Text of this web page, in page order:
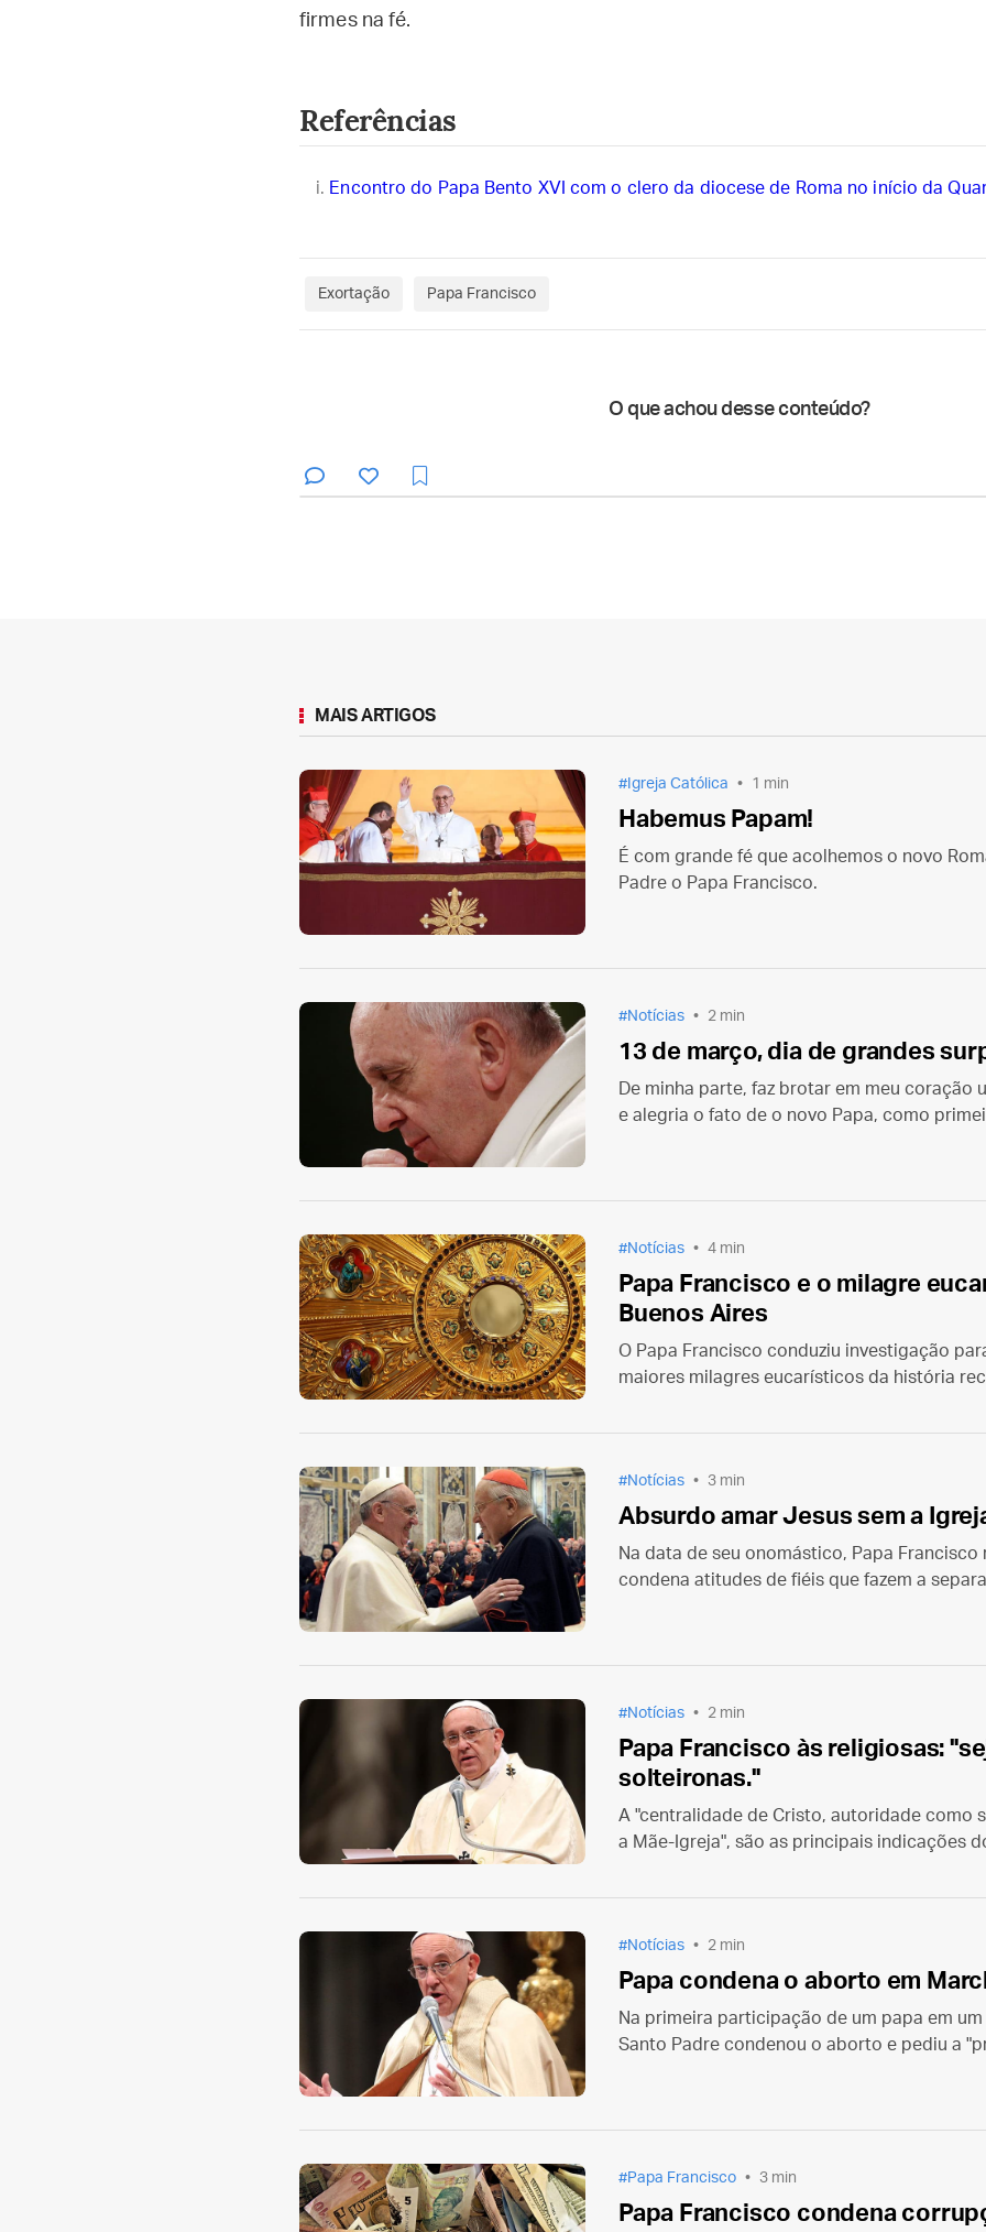
firmes na fé.
Referências
Encontro do Papa Bento XVI com o clero da diocese de Roma no início da
Exortação Papa Francisco
O que achou desse conteúdo?
MAIS ARTIGOS
Igreja Católica 1 min
Habemus Papam!
É com grande fé que acolhemos o novo
Padre o Papa Francisco.
Notícias 2 min
13 de março, dia de grandes
De minha parte, faz brotar em meu coração
e alegria o fato de o novo Papa, como
Notícias 4 min
Papa Francisco e o milagre
Buenos Aires
O Papa Francisco conduziu investigação
maiores milagres eucarísticos da história
Notícias 3 min
Absurdo amar Jesus sem a
Na data de seu onomástico, Papa
condena atitudes de fiéis que fazem a
Notícias 2 min
Papa Francisco às religiosas:
solteironas."
A "centralidade de Cristo, autoridade como
a Mãe-Igreja", são as principais indicações
Notícias 2 min
Papa condena o aborto em
Na primeira participação de um papa em
Santo Padre condenou o aborto e pediu a
Papa Francisco 3 min
Papa Francisco condena